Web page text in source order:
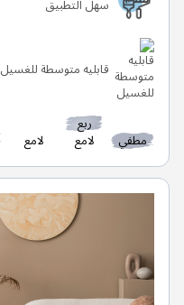
سهل التطبيق
قابليه متوسطة للغسيل
مطفي
ربع
لامع لامع